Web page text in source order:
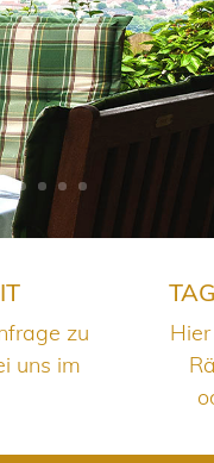
zu
uns im